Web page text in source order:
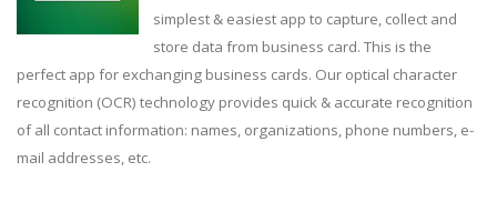
simplest & easiest app to capture, collect and
store data from business card. This is the
perfect app for exchanging business cards. Our optical character
recognition (OCR) technology provides quick & accurate recognition
of all contact information: names, organizations, phone numbers, e-
mail addresses, etc.